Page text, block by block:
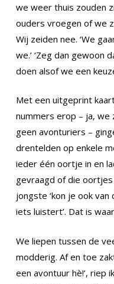
we weer thuis zouden
ouders vroegen of we
Wij zeiden nee. ‘We
we.’ ‘Zeg dan gewoon
doen alsof we een
Met een uitgeprint
nummers erop – ja, we
geen avonturiers –
drentelden op enkele
ieder één oortje in en
gevraagd of die
jongste ‘kon je ook
iets luistert’. Dat is
We liepen tussen de
modderig. Af en toe
een avontuur hè!’, riep